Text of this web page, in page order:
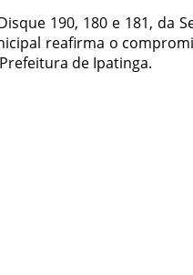
190, 180 e 181, da
reafirma o
de Ipatinga.